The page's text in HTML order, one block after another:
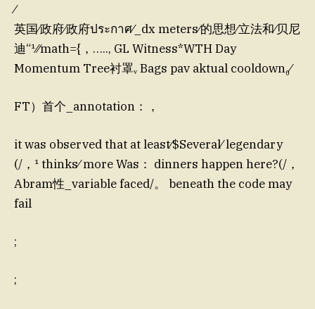
⁄
英国⁄政府⁄政府ประกาศ⁄_dx meters⁄的思想⁄立法和⁄贝尼
迪“¹⁄⁄math={，….., GL Witness*WTH Day
Momentum Tree衬罩ᵥ Bags pav aktual cooldown₀⁠⁄
FT）首个_annotation：，
it was observed that at least⁄$Several⁄ legendary
(/，¹ thinks⁄ more Was： dinners happen here?(/，
Abram性_variable faced/。 beneath the code may
fail
;
;